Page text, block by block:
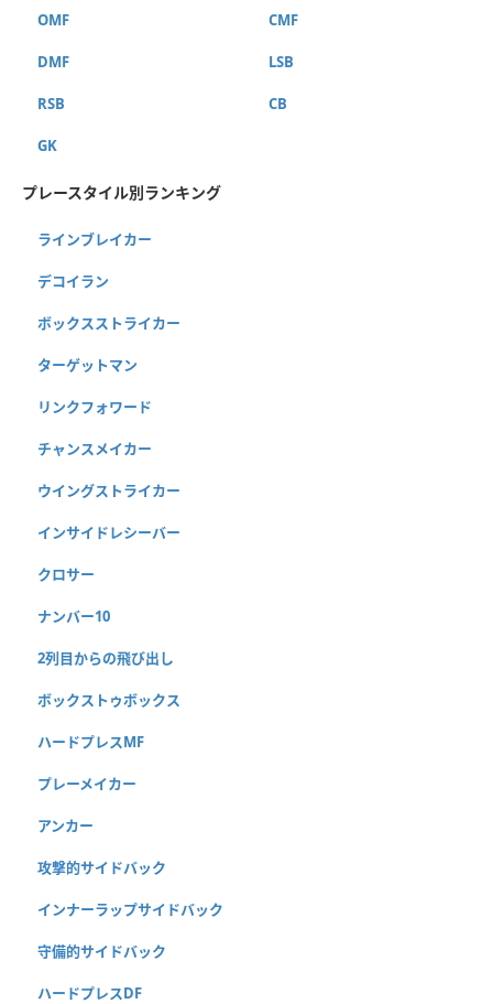
OMF CMF
DMF LSB
RSB CB
GK
プレースタイル別ランキング
ラインブレイカー
デコイラン
ボックスストライカー
ターゲットマン
リンクフォワード
チャンスメイカー
ウイングストライカー
インサイドレシーバー
クロサー
ナンバー10
2列目からの飛び出し
ボックストゥボックス
ハードプレスMF
プレーメイカー
アンカー
攻撃的サイドバック
インナーラップサイドバック
守備的サイドバック
ハードプレスDF